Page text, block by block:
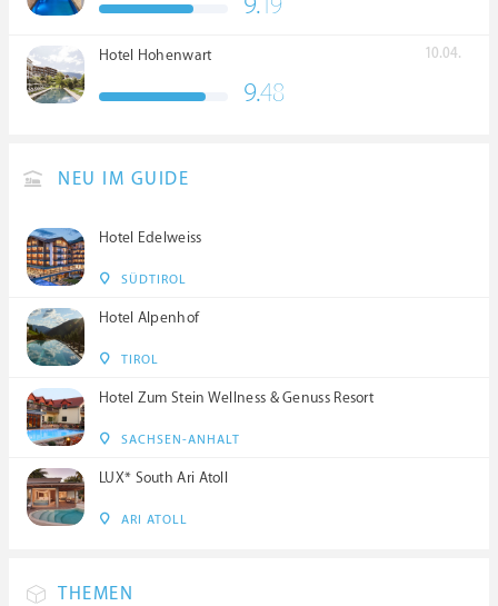
****S
Hotel Hohenwart 10.04.
9.48
NEU IM GUIDE
Hotel Edelweiss
SÜDTIROL
Hotel Alpenhof
TIROL
Hotel Zum Stein Wellness & Genuss Resort
SACHSEN-ANHALT
LUX* South Ari Atoll
ARI ATOLL
THEMEN